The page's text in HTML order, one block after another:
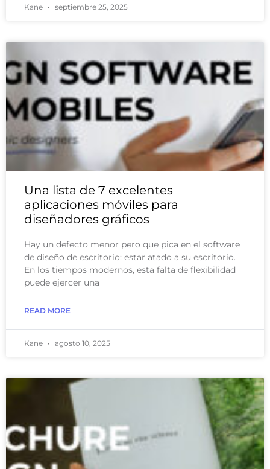
Kane septiembre 25, 2025
Una lista de 7 excelentes
aplicaciones móviles para
diseñadores gráficos
Hay un defecto menor pero que pica en el software
de diseño de escritorio: estar atado a su escritorio.
En los tiempos modernos, esta falta de flexibilidad
puede ejercer una
READ MORE
Kane agosto 10, 2025